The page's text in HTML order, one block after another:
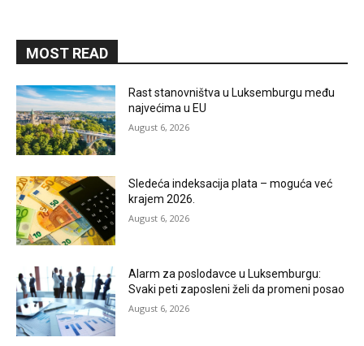
MOST READ
Rast stanovništva u Luksemburgu među
najvećima u EU
August 6, 2026
Sledeća indeksacija plata – moguća već
krajem 2026.
August 6, 2026
Alarm za poslodavce u Luksemburgu:
Svaki peti zaposleni želi da promeni posao
August 6, 2026